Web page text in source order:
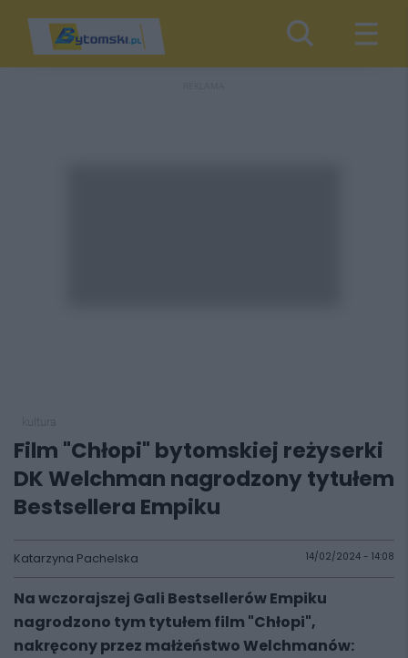
Film "Chłopi" bytomskiej reżyserki
DK Welchman nagrodzony tytułem
Bestsellera Empiku
Katarzyna Pachelska 14/02/2024 - 14:08
Na wczorajszej Gali Bestsellerów Empiku
nagrodzono tym tytułem film "Chłopi",
nakręcony przez małżeństwo Welchmanów: